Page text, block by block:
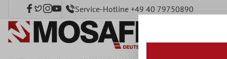
springen Service-Hotline +49 40 79750890